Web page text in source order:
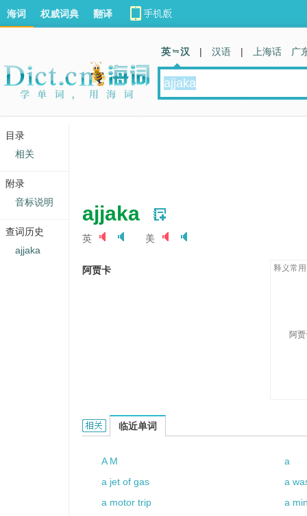
ajjaka
英 美
阿贾卡 释义常
阿
Ajjaka的相关资料：
临近单词
A M
a
a jet of gas
a
a motor trip
a
海词 权威词典 翻译
英 汉 | 汉语 | 上海话 广
目录
相关
附录
音标说明
查词历史
ajjaka